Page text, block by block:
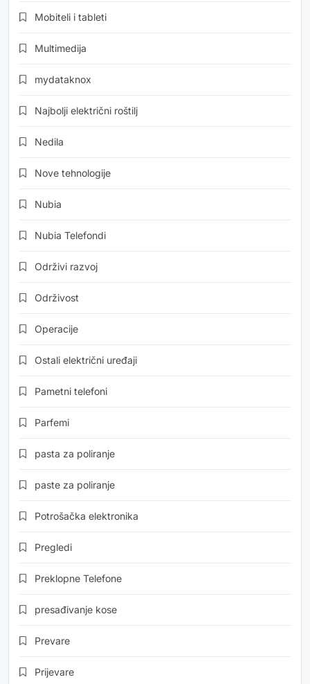
Mobiteli i tableti
Multimedija
mydataknox
Najbolji električni roštilj
Nedila
Nove tehnologije
Nubia
Nubia Telefondi
Održivi razvoj
Održivost
Operacije
Ostali električni uređaji
Pametni telefoni
Parfemi
pasta za poliranje
paste za poliranje
Potrošačka elektronika
Pregledi
Preklopne Telefone
presađivanje kose
Prevare
Prijevare